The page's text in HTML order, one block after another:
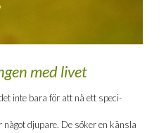
med livet
inte bara för att nå ett spe­ci­
något dju­pa­re. De söker en käns­la